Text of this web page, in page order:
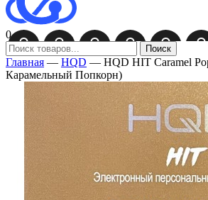
0
Поиск
Главная — HQD — HQD HIT Caramel
Карамельный Попкорн)